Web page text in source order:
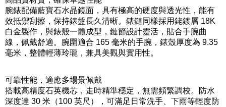
腕錶配備藍寶石水晶鏡面，具有極高的硬度與透光性，能有
效抵禦刮擦，保持錶盤長久清晰。錶鏈同樣採用銠鍍層 18K
白金製作，與錶殼一體成型，鏈節設計靈活，貼合手腕曲
線，佩戴舒適。腕圍適合 165 毫米的手腕，錶殼厚度為 9.35
毫米，整體輕薄玲瓏，兼具美觀與實用性。
可靠性能，適應多場景佩戴
搭載高精度石英機芯，走時精準穩定，無需頻繁調校。防水
深度達 30 米（100 英尺），可滿足日常洗手、下雨等輕度防